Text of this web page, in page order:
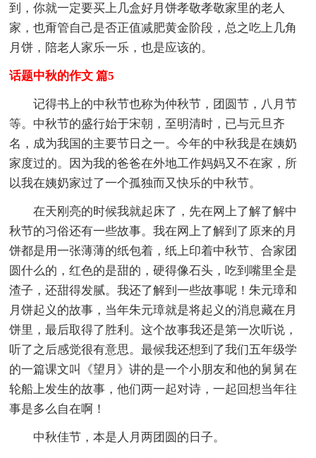
到，你就一定要买上几盒好月饼孝敬孝敬家里的老人
家，也甭管自己是否正值减肥黄金阶段，总之吃上几角
月饼，陪老人家乐一乐，也是应该的。
话题中秋的作文 篇5
记得书上的中秋节也称为仲秋节，团圆节，八月节
等。中秋节的盛行始于宋朝，至明清时，已与元旦齐
名，成为我国的主要节日之一。今年的中秋我是在姨奶
家度过的。因为我的爸爸在外地工作妈妈又不在家，所
以我在姨奶家过了一个孤独而又快乐的中秋节。
在天刚亮的时候我就起床了，先在网上了解了解中
秋节的习俗还有一些故事。我在网上了解到了原来的月
饼都是用一张薄薄的纸包着，纸上印着中秋节、合家团
圆什么的，红色的是甜的，硬得像石头，吃到嘴里全是
渣子，还甜得发腻。我还了解到一些故事呢！朱元璋和
月饼起义的故事，当年朱元璋就是将起义的消息藏在月
饼里，最后取得了胜利。这个故事我还是第一次听说，
听了之后感觉很有意思。最候我还想到了我们五年级学
的一篇课文叫《望月》讲的是一个小朋友和他的舅舅在
轮船上发生的故事，他们两一起对诗，一起回想当年往
事是多么自在啊！
中秋佳节，本是人月两团圆的日子。